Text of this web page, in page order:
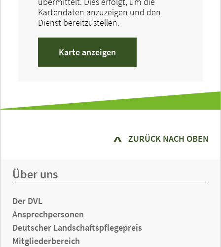
Kartendaten anzuzeigen und den
Dienst bereitzustellen.
Karte anzeigen
ZURÜCK NACH OBEN
Über uns
Der DVL
Ansprechpersonen
Deutscher Landschaftspflegepreis
Mitgliederbereich